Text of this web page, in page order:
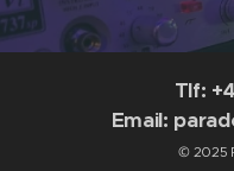
Tlf:
Email:
© 2025